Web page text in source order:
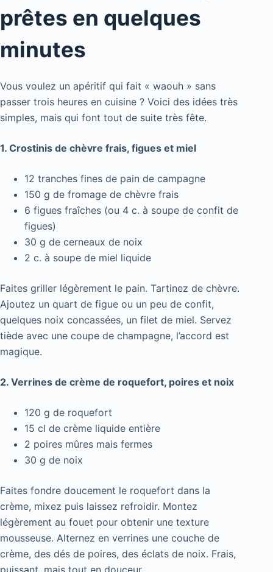
prêtes en quelques
minutes
Vous voulez un apéritif qui fait « waouh » sans
passer trois heures en cuisine ? Voici des idées très
simples, mais qui font tout de suite très fête.
1. Crostinis de chèvre frais, figues et miel
12 tranches fines de pain de campagne
150 g de fromage de chèvre frais
6 figues fraîches (ou 4 c. à soupe de confit de
figues)
30 g de cerneaux de noix
2 c. à soupe de miel liquide
Faites griller légèrement le pain. Tartinez de chèvre.
Ajoutez un quart de figue ou un peu de confit,
quelques noix concassées, un filet de miel. Servez
tiède avec une coupe de champagne, l’accord est
magique.
2. Verrines de crème de roquefort, poires et noix
120 g de roquefort
15 cl de crème liquide entière
2 poires mûres mais fermes
30 g de noix
Faites fondre doucement le roquefort dans la
crème, mixez puis laissez refroidir. Montez
légèrement au fouet pour obtenir une texture
mousseuse. Alternez en verrines une couche de
crème, des dés de poires, des éclats de noix. Frais,
puissant, mais tout en douceur.